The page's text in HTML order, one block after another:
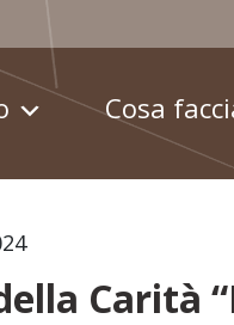
Cosa
Carità